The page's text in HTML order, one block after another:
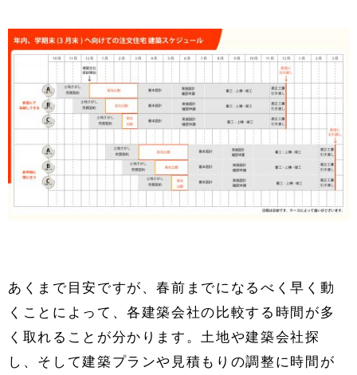
あくまで目安ですが、春前までになるべく早く動
くことによって、各建築会社の比較する時間が多
く取れることが分かります。土地や建築会社探
し、そして建築プランや見積もりの調整に時間が